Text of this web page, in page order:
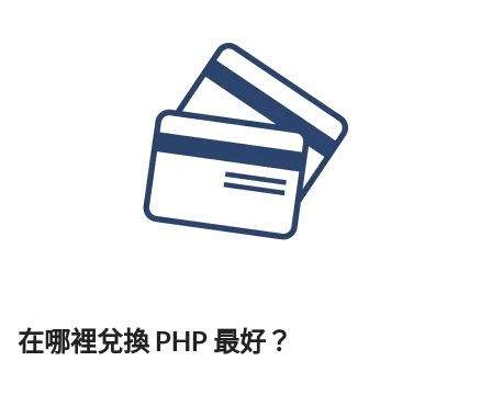
在哪裡兌換 PHP 最好？